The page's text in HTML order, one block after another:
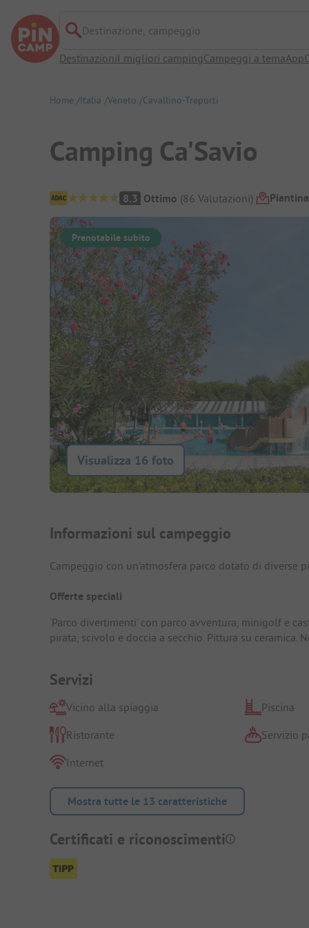
Destinazione, campeggio
DestinazioniI migliori campingCampeggi a temaApp
Home Italia Veneto Cavallino-Treporti
Camping Ca'Savio
Panoramica del campeggio
8.3 Ottimo (86 Valutazioni)
Prenotabile subito
Visualizza 16 foto
Presentazione del
Informazioni sul campeggio
Campeggio con un'atmosfera parco dotato di diverse
Offerte speciali
'Parco divertimenti' con parco avventura, minigolf e
pirata, scivolo e doccia a secchio. Pittura su ceramica.
Servizi
Vicino alla spiaggia
Piscina
Ristorante
Servizio
Internet
Mostra tutte le 13 caratteristiche
Certificati e riconoscimenti